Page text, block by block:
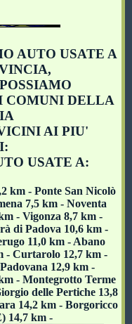
AUTO USATE A
COMUNI DELLA
AI PIU'
USATE A:
km - Ponte San Nicolò
7,5 km - Noventa
- Vigonza 8,7 km -
di Padova 10,6 km -
11,0 km - Abano
- Curtarolo 12,7 km -
12,9 km -
- Montegrotto Terme
delle Pertiche 13,8
14,2 km - Borgoricco
14,7 km -